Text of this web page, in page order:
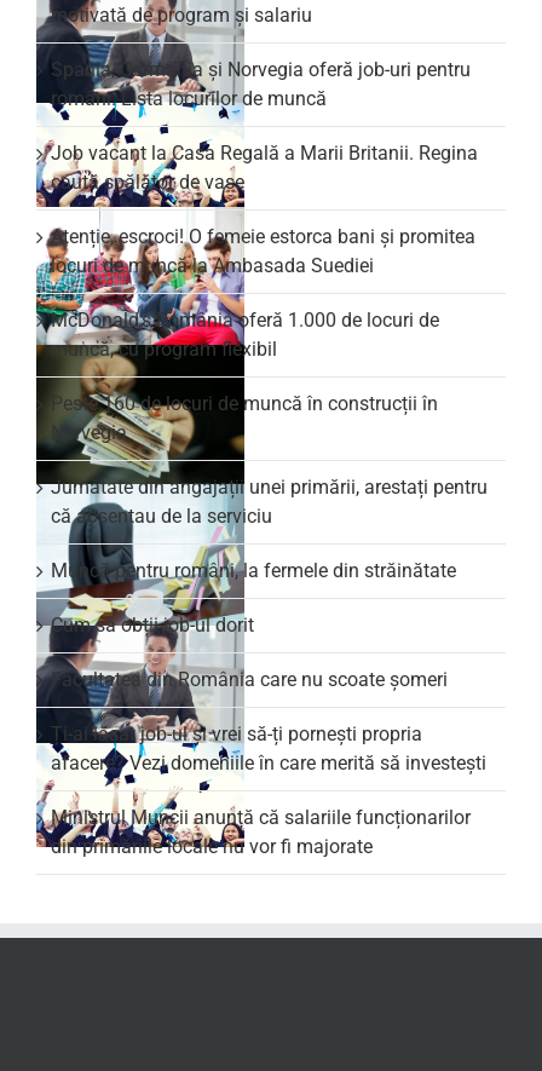
motivată de program și salariu
Spania, Germania și Norvegia oferă job-uri pentru
români. Lista locurilor de muncă
Job vacant la Casa Regală a Marii Britanii. Regina
caută spălător de vase
Atenție, escroci! O femeie estorca bani și promitea
locuri de muncă la Ambasada Suediei
McDonald’s România oferă 1.000 de locuri de
muncă, cu program flexibil
Peste 160 de locuri de muncă în construcții în
Norvegia
Jumătate din angajații unei primării, arestați pentru
că absentau de la serviciu
Muncă pentru români, la fermele din străinătate
Cum să obții job-ul dorit
Facultatea din România care nu scoate şomeri
Ți-ai lăsat job-ul și vrei să-ți pornești propria
afacere? Vezi domeniile în care merită să investești
Ministrul Muncii anunță că salariile funcționarilor
din primăriile locale nu vor fi majorate